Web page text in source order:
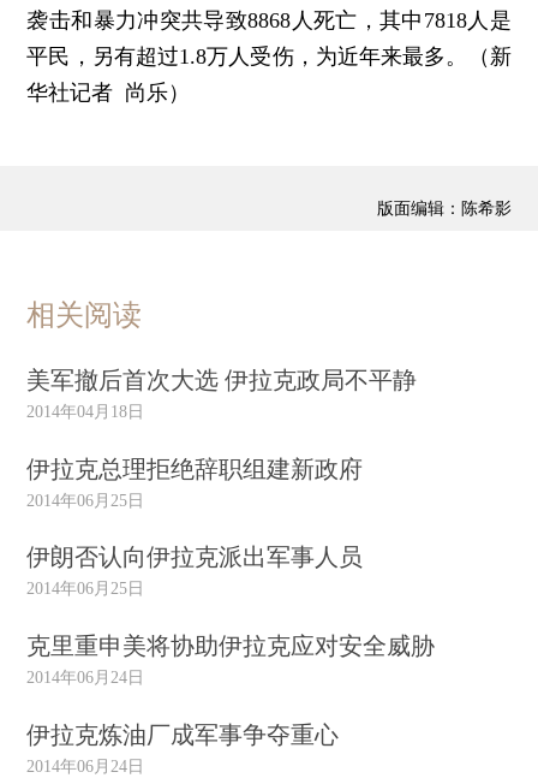
袭击和暴力冲突共导致8868人死亡，其中7818人是
平民，另有超过1.8万人受伤，为近年来最多。（新
华社记者 尚乐）
版面编辑：陈希影
相关阅读
美军撤后首次大选 伊拉克政局不平静
2014年04月18日
伊拉克总理拒绝辞职组建新政府
2014年06月25日
伊朗否认向伊拉克派出军事人员
2014年06月25日
克里重申美将协助伊拉克应对安全威胁
2014年06月24日
伊拉克炼油厂成军事争夺重心
2014年06月24日